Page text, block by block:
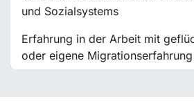
und Sozialsystems
Erfahrung in der Arbeit mit
oder eigene Migrationserfahrung